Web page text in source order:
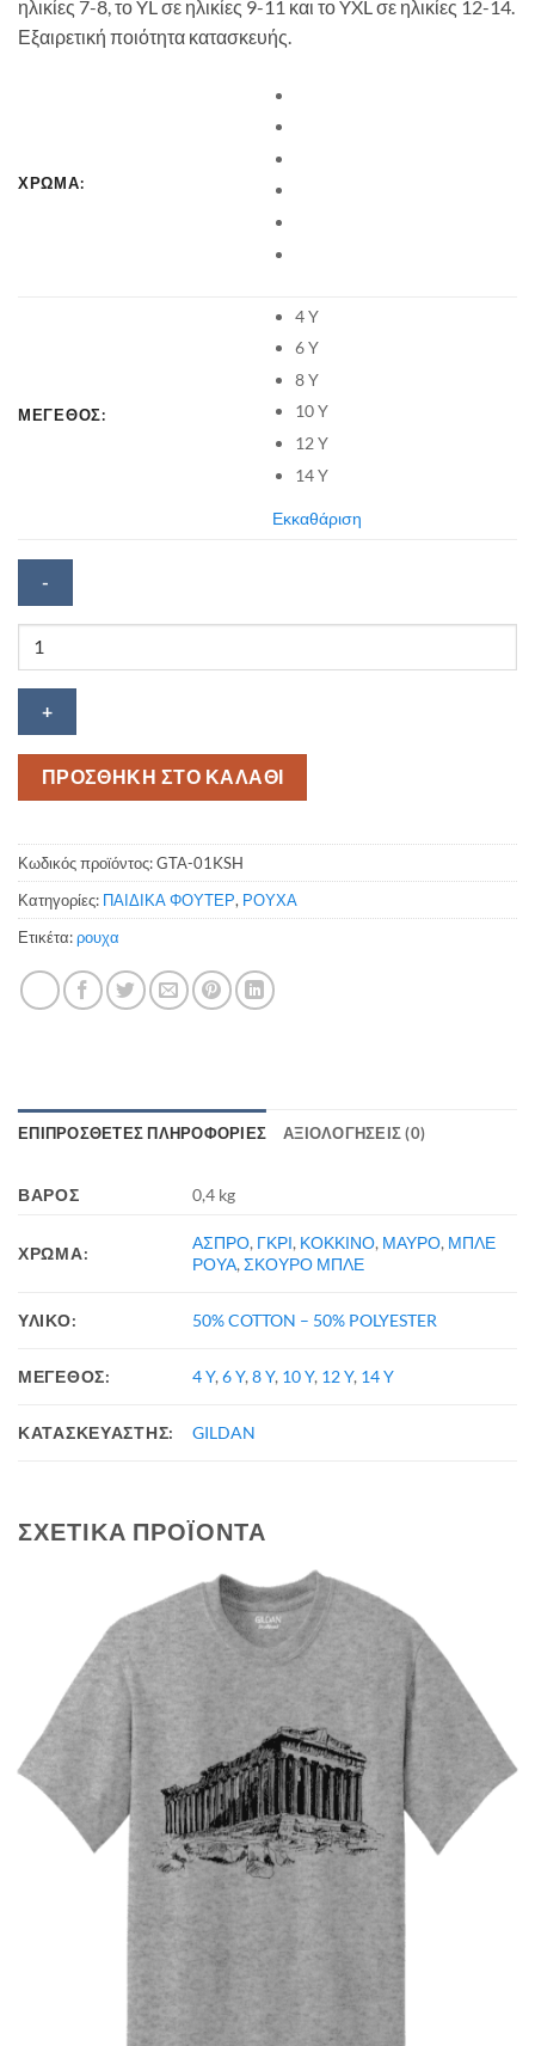
ηλικίες 7-8, το YL σε ηλικίες 9-11 και το YXL σε ηλικίες 12-14.
Εξαιρετική ποιότητα κατασκευής.
ΧΡΩΜΑ:
ΜΕΓΕΘΟΣ:
4 Y
6 Y
8 Y
10 Y
12 Y
14 Y
Εκκαθάριση
Παιδικό
Grand
Theft
ποσότητα
ΠΡΟΣΘΗΚΗ ΣΤΟ ΚΑΛΑΘΙ
Κωδικός προϊόντος:GTA-01KSH
Κατηγορίες: ΠΑΙΔΙΚΑ ΦΟΥΤΕΡ, ΡΟΥΧΑ
Ετικέτα:ρουχα
ΕΠΙΠΡΌΣΘΕΤΕΣ ΠΛΗΡΟΦΟΡΊΕΣ ΑΞΙΟΛΟΓΉΣΕΙΣ (0)
ΒΆΡΟΣ 0,4 kg
ΧΡΩΜΑ:
ΑΣΠΡΟ, ΓΚΡΙ, ΚΟΚΚΙΝΟ, ΜΑΥΡΟ, ΜΠΛΕ
ΡΟΥΑ,ΣΚΟΥΡΟ ΜΠΛΕ
ΥΛΙΚΟ: 50% COTTON – 50% POLYESTER
ΜΕΓΕΘΟΣ: 4 Y,6 Y,8 Y, 10 Y, 12 Y, 14 Y
ΚΑΤΑΣΚΕΥΑΣΤΗΣ: GILDAN
ΣΧΕΤΙΚΆ ΠΡΟΪΌΝΤΑ